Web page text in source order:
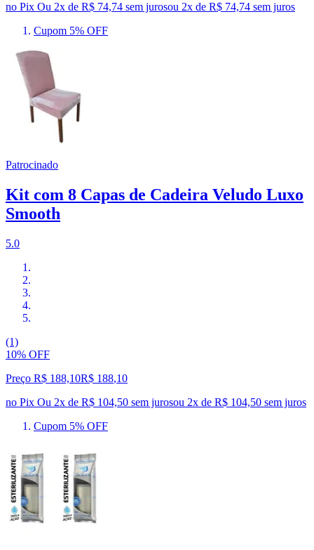
no Pix Ou 2x de R$ 74,74 sem jurosou 2x de R$ 74,74 sem juros
Cupom 5% OFF
Patrocinado
Kit com 8 Capas de Cadeira Veludo Luxo
Smooth
5.0
(1)
10% OFF
Preço R$ 188,10R$ 188,10
no Pix Ou 2x de R$ 104,50 sem jurosou 2x de R$ 104,50 sem juros
Cupom 5% OFF